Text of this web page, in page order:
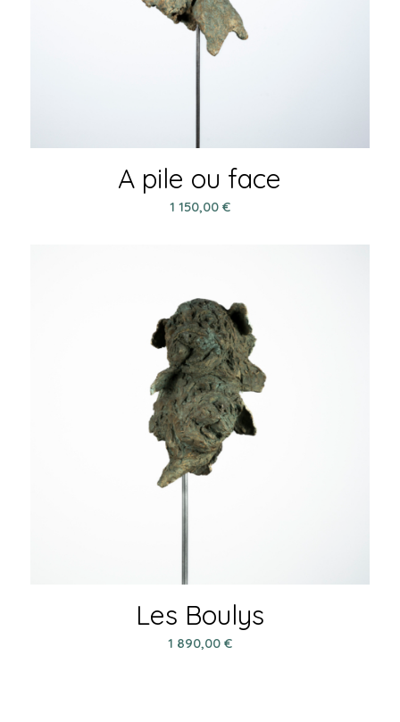
A pile ou face
1 150,00 €
Les Boulys
1 890,00 €